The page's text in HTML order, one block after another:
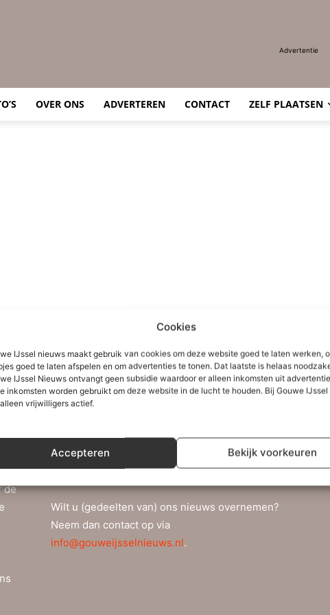
Cookies
IJssel nieuws maakt gebruik van cookies om deze website goed te laten werken,
goed te laten afspelen en om advertenties te tonen. Dat laatste is helaas
IJssel Nieuws ontvangt geen subsidie waardoor er alleen inkomsten uit
inkomsten worden gebruikt om deze website in de lucht te houden. Bij Gouwe
vrijwilligers actief.
Accepteren Bekijk voorkeuren
Advertentie
OVER ONS ADVERTEREN CONTACT ZELF PLAATSEN
de
Copyright
foto’s of video’s van deze website zonder
toestemming van Gouwe IJssel Nieuws elders te
publiceren.
Wilt u (gedeelten van) ons nieuws overnemen?
Neem dan contact op via
info@gouweijsselnieuws.nl.